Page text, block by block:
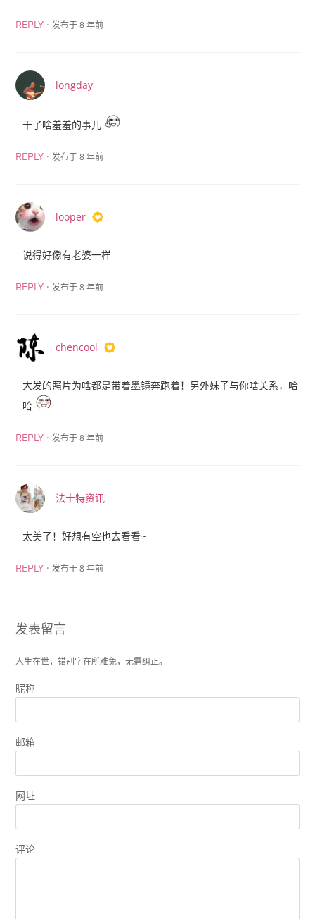
REPLY ·发布于 8 年前
longday
干了啥羞羞的事儿
REPLY ·发布于 8 年前
looper
说得好像有老婆一样
REPLY ·发布于 8 年前
chencool
大发的照片为啥都是带着墨镜奔跑着！另外妹子与你啥关系，哈
哈
REPLY · 发布于 8 年前
法士特资讯
太美了！好想有空也去看看~
REPLY · 发布于 8 年前
发表留言
人生在世，错别字在所难免，无需纠正。
昵称
邮箱
网址
评论